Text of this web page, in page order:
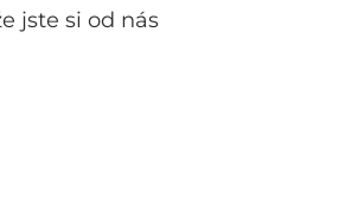
jste si od nás